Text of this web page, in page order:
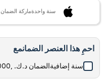
سنة واحدةماركة الضمان
احمِ هذا العنصر الضمانمع
سنة إضافيةالضمان د.ك. ,000د.ك.